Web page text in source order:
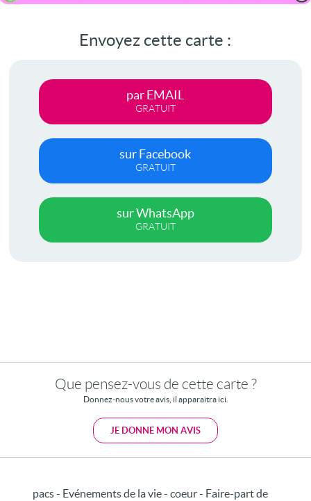
Envoyez cette carte :
par EMAIL
GRATUIT
sur Facebook
GRATUIT
sur WhatsApp
GRATUIT
Que pensez-vous de cette carte ?
Donnez-nous votre avis, il apparaitra ici.
JE DONNE MON AVIS
pacs - Evénements de la vie - coeur - Faire-part de